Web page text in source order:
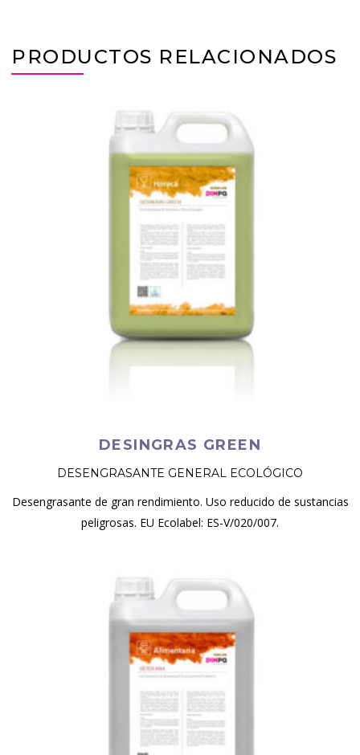
PRODUCTOS RELACIONADOS
DESINGRAS GREEN
DESENGRASANTE GENERAL ECOLÓGICO
Desengrasante de gran rendimiento. Uso reducido de sustancias
peligrosas. EU Ecolabel: ES-V/020/007.